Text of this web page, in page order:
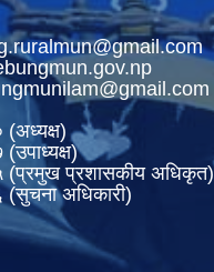
(प्रमुख प्रशासकीय अधिकृत)
अधिकारी)